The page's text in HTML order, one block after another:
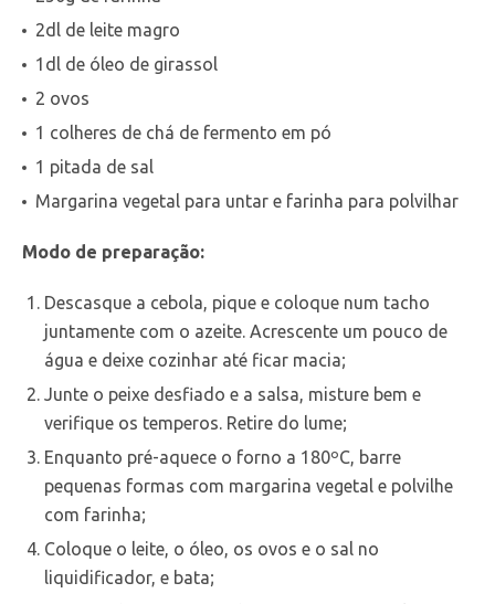
2dl de leite magro
1dl de óleo de girassol
2 ovos
1 colheres de chá de fermento em pó
1 pitada de sal
Margarina vegetal para untar e farinha para polvilhar
Modo de preparação:
Descasque a cebola, pique e coloque num tacho
juntamente com o azeite. Acrescente um pouco de
água e deixe cozinhar até ficar macia;
Junte o peixe desfiado e a salsa, misture bem e
verifique os temperos. Retire do lume;
Enquanto pré-aquece o forno a 180ºC, barre
pequenas formas com margarina vegetal e polvilhe
com farinha;
Coloque o leite, o óleo, os ovos e o sal no
liquidificador, e bata;